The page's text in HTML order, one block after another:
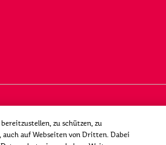
zu schützen, zu
auch auf Webseiten von Dritten. Dabei